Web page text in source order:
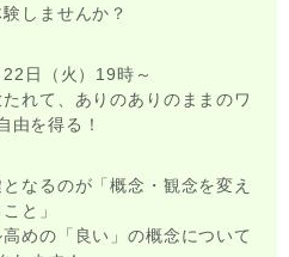
しませんか？
日（火）19時～
れて、ありのありのままのワ
由を得る！
なるのが「概念・観念を変え
と」
めの「良い」の概念について